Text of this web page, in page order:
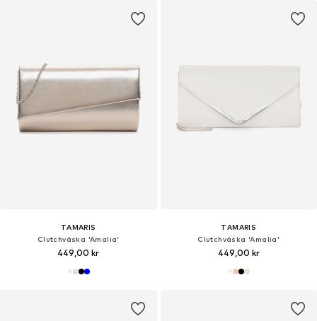
TAMARIS
Clutchväska 'Amalia'
449,00 kr
TAMARIS
Clutchväska 'Amalia'
449,00 kr